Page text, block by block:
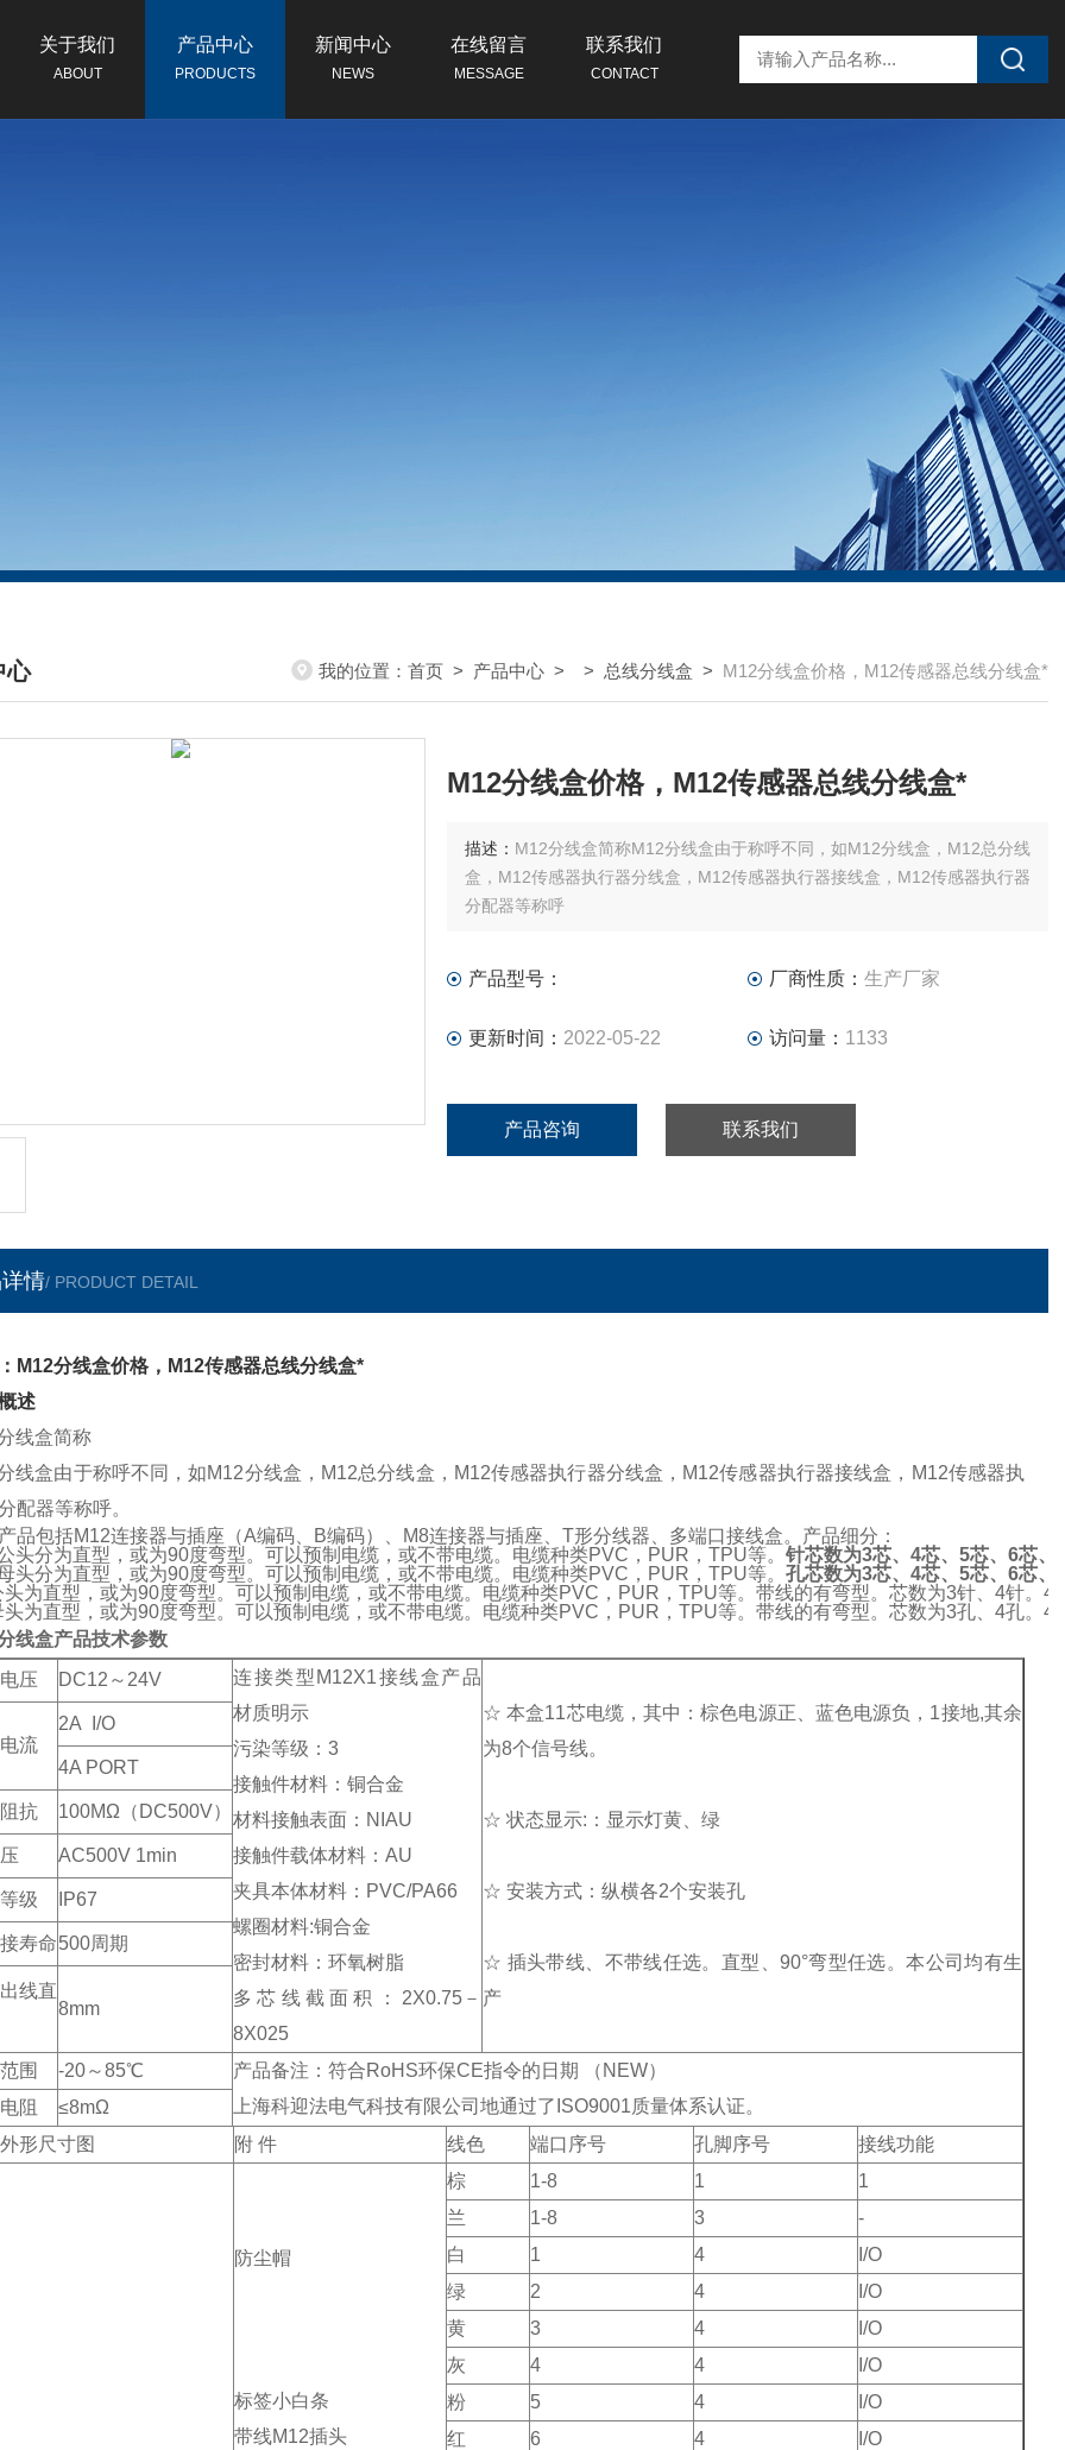
关于我们
ABOUT
产品中心
PRODUCTS
新闻中心
NEWS
在线留言
MESSAGE
联系我们
CONTACT
心
CENTER
我的位置： 首页 > 产品中心 > > 总线分线盒 > M12分线盒价格，M12传感器总线分线盒*
M12分线盒价格，M12传感器总线分线盒*
描述： M12分线盒简称M12分线盒由于称呼不同，如M12分线盒，M12总分线
盒，M12传感器执行器分线盒，M12传感器执行器接线盒，M12传感器执行器
分配器等称呼
产品型号： 厂商性质： 生产厂家
更新时间： 2022-05-22 访问量： 1133
产品咨询 联系我们
情/ PRODUCT DETAIL
M12分线盒价格，M12传感器总线分线盒*
述
线盒简称
线盒由于称呼不同，如M12分线盒，M12总分线盒，M12传感器执行器分线盒，M12传感器执行器接线盒，M12传感器执
配器等称呼。
品包括M12连接器与插座（A编码、B编码）、M8连接器与插座、T形分线器、多端口接线盒。产品细分：
头分为直型，或为90度弯型。可以预制电缆，或不带电缆。电缆种类PVC，PUR，TPU等。 针芯数为3芯、4芯、5芯、6芯、
头分为直型，或为90度弯型。可以预制电缆，或不带电缆。电缆种类PVC，PUR，TPU等。 孔芯数为3芯、4芯、5芯、6芯
头为直型，或为90度弯型。可以预制电缆，或不带电缆。电缆种类PVC，PUR，TPU等。带线的有弯型。芯数为3针、4针。4
头为直型，或为90度弯型。可以预制电缆，或不带电缆。电缆种类PVC，PUR，TPU等。带线的有弯型。芯数为3孔、4孔。4
线盒产品技术参数
压
DC12～24V
连接类型M12X1接线盒产品
材质明示
污染等级：3
接触件材料：铜合金
材料接触表面：NIAU
接触件载体材料：AU
夹具本体材料：PVC/PA66
螺圈材料:铜合金
密封材料：环氧树脂
多芯线截面积：2X0.75－
8X025
☆ 本盒11芯电缆，其中：棕色电源正、蓝色电源负，1接地,其余
为8个信号线。
☆ 状态显示:：显示灯黄、绿
☆ 安装方式：纵横各2个安装孔
☆ 插头带线、不带线任选。直型、90°弯型任选。本公司均有生
产
流
2A I/O
4A PORT
抗 100MΩ（DC500V）
AC500V 1min
级 IP67
寿命500周期
线直
8mm
围 -20～85℃
产品备注：符合RoHS环保CE指令的日期 （NEW）
上海科迎法电气科技有限公司地通过了ISO9001质量体系认证。
阻
≤8mΩ
形尺寸图
附 件 线色 端口序号 孔脚序号 接线功能
防尘帽
标签小白条
带线M12插头
棕 1-8 1
1
兰
1-8 3
-
白
1 4
I/O
绿
2 4
I/O
黄
3 4
I/O
灰
4 4
I/O
粉
5 4
I/O
红
6 4
I/O